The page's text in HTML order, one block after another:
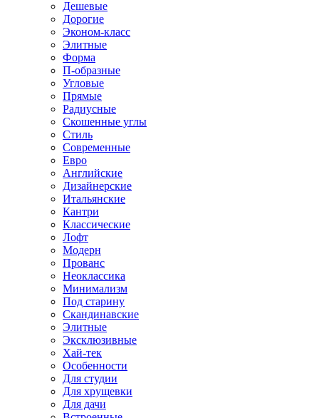
Дешевые
Дорогие
Эконом-класс
Элитные
Форма
П-образные
Угловые
Прямые
Радиусные
Скошенные углы
Стиль
Современные
Евро
Английские
Дизайнерские
Итальянские
Кантри
Классические
Лофт
Модерн
Прованс
Неоклассика
Минимализм
Под старину
Скандинавские
Элитные
Эксклюзивные
Хай-тек
Особенности
Для студии
Для хрущевки
Для дачи